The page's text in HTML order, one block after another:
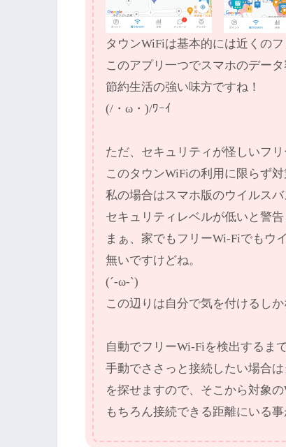
タウンWiFiは基本的には近くの
このアプリ一つでスマホのデー
節約生活の強い味方ですね！
(/・ω・)/ﾜｰｲ
ただ、セキュリティが怪しいフリ
このタウンWiFiの利用に限らず対
私の場合はスマホ版のウイルス
セキュリティレベルが低いと警告
まぁ、家でもフリーWi-Fiでもウ
無いですけどね。
(´-ω-`)
この辺りは自分で気を付けるしか
自動でフリーWi-Fiを検出するま
手動でささっと接続したい場合
を探せますので、そこから対象
もちろん接続できる距離にいる事